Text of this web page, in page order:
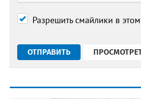
Разрешить смайлики в